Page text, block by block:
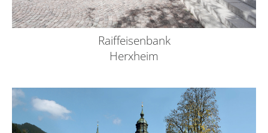
Raiffeisenbank
Herxheim